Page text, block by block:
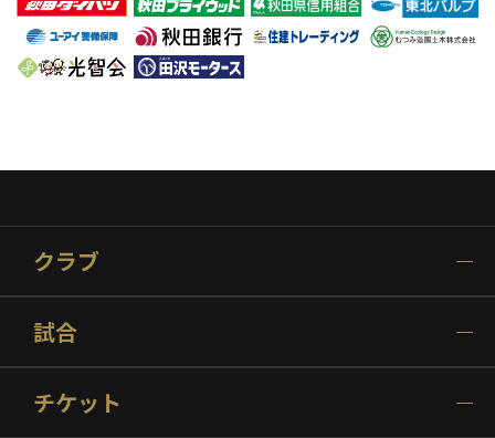
クラブ
試合
チケット